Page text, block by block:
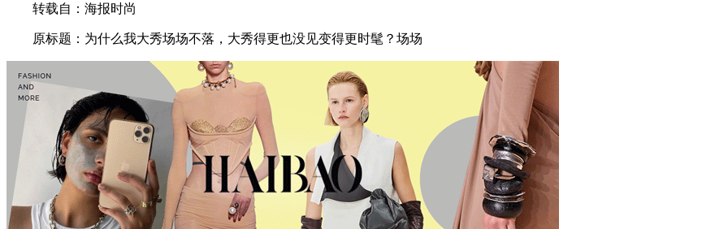
转载自：海报时尚
原标题：为什么我大秀场场不落，大秀得更也没见变得更时髦？场场